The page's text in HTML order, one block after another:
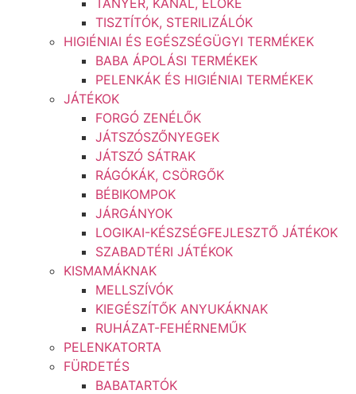
TÁNYÉR, KANÁL, ELŐKE
TISZTÍTÓK, STERILIZÁLÓK
HIGIÉNIAI ÉS EGÉSZSÉGÜGYI TERMÉKEK
BABA ÁPOLÁSI TERMÉKEK
PELENKÁK ÉS HIGIÉNIAI TERMÉKEK
JÁTÉKOK
FORGÓ ZENÉLŐK
JÁTSZÓSZŐNYEGEK
JÁTSZÓ SÁTRAK
RÁGÓKÁK, CSÖRGŐK
BÉBIKOMPOK
JÁRGÁNYOK
LOGIKAI-KÉSZSÉGFEJLESZTŐ JÁTÉKOK
SZABADTÉRI JÁTÉKOK
KISMAMÁKNAK
MELLSZÍVÓK
KIEGÉSZÍTŐK ANYUKÁKNAK
RUHÁZAT-FEHÉRNEMŰK
PELENKATORTA
FÜRDETÉS
BABATARTÓK